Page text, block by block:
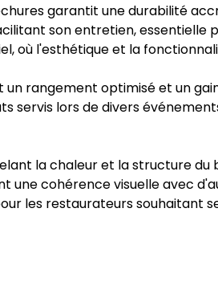
garantit une durabilité
son entretien, essentielle
où l'esthétique et la
rangement optimisé et un
servis lors de divers
la chaleur et la structure du
une cohérence visuelle avec
les restaurateurs souhaitant